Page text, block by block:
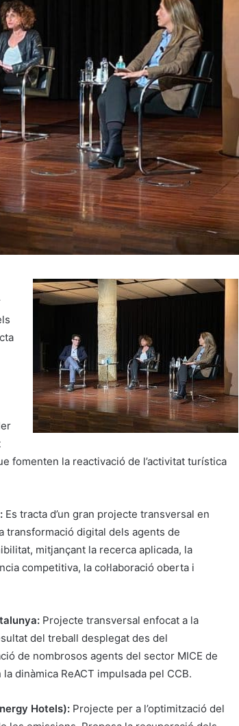
fomenten la reactivació de l’activitat turística
Es tracta d’un gran projecte transversal en
transformació digital dels agents de
mitjançant la recerca aplicada, la
competitiva, la col·laboració oberta i
Projecte transversal enfocat a la
del treball desplegat des del
de nombrosos agents del sector MICE de
dinàmica ReACT impulsada pel CCB.
Hotels): Projecte per a l’optimització del